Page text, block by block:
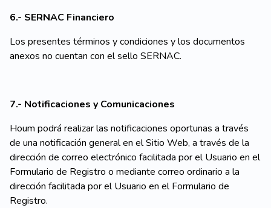
6.- SERNAC Financiero
Los presentes términos y condiciones y los documentos
anexos no cuentan con el sello SERNAC.
7.- Notificaciones y Comunicaciones
Houm podrá realizar las notificaciones oportunas a través
de una notificación general en el Sitio Web, a través de la
dirección de correo electrónico facilitada por el Usuario en el
Formulario de Registro o mediante correo ordinario a la
dirección facilitada por el Usuario en el Formulario de
Registro.